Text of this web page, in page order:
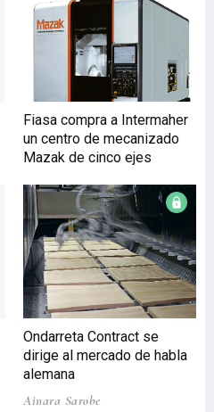
luzeago baten barruan
kokatzen da.Gehitek,
ikusmen artifizialeko
proiektuak aurrera
daramatzan enpresa,
defektoak detektatzeko
eta akats hori non dagoen
azaltzeko sistema berria
patentatu du. Proiektuak
led argiak erabiltzen ditu
pantaila batean beirak
duen zikinkeria edo pi-
tzadura non dagoen
erakusteko, berau garbitu
eta gero. Gainera, defektu
desberdinak badaude,
kolore desberdinarekin
identifika-tzen du
bakoitza. Patentea
Espainian aplikatu du eta
Fiasa compra a Intermaher
un centro de mecanizado
Mazak de cinco ejes
Ondarreta Contract se
dirige al mercado de habla
alemana
Ainara Sarobe